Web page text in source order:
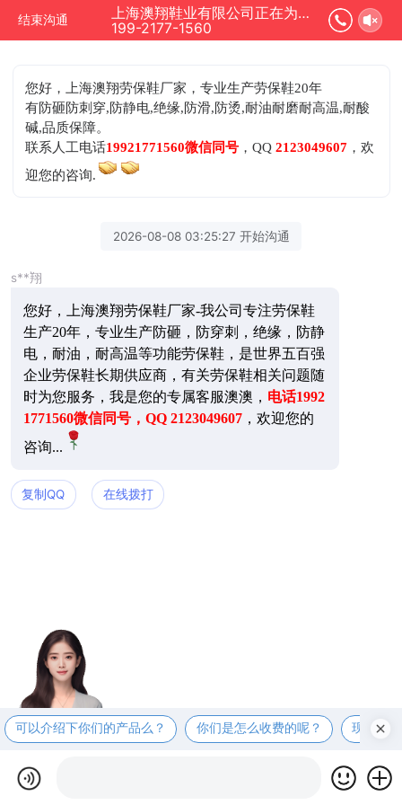
结束沟通
上海澳翔鞋业有限公司正在为您服务
199-2177-1560
您好，上海澳翔劳保鞋厂家，专业生产劳保鞋20年
有防砸防刺穿,防静电,绝缘,防滑,防烫,耐油耐磨耐高温,耐酸
碱,品质保障。
联系人工电话19921771560微信同号 ，QQ2123049607 ，欢
迎您的咨询.
2026-08-08 03:25:27 开始沟通
s**翔
您好，上海澳翔劳保鞋厂家-我公司专注劳保鞋
生产20年，专业生产防砸，防穿刺，绝缘，防静
电，耐油，耐高温等功能劳保鞋，是世界五百强
企业劳保鞋长期供应商，有关劳保鞋相关问题随
时为您服务，我是您的专属客服澳澳， 电话1992
1771560微信同号，QQ 2123049607，欢迎您的
咨询...
复制QQ 在线拨打
可以介绍下你们的产品么？ 你们是怎么收费的呢？ 现在有